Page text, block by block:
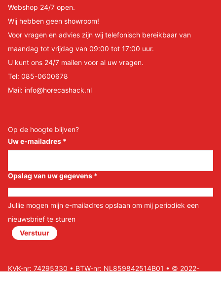
Webshop 24/7 open.
Wij hebben geen showroom!
Voor vragen en advies zijn wij telefonisch bereikbaar van
maandag tot vrijdag van 09:00 tot 17:00 uur.
U kunt ons 24/7 mailen voor al uw vragen.
Tel: 085-0600678
Mail: info@horecashack.nl
Op de hoogte blijven?
Uw e-mailadres *
Opslag van uw gegevens *
Jullie mogen mijn e-mailadres opslaan om mij periodiek een
nieuwsbrief te sturen
Verstuur
KVK-nr: 74295330 • BTW-nr: NL859842514B01 • © 2022-